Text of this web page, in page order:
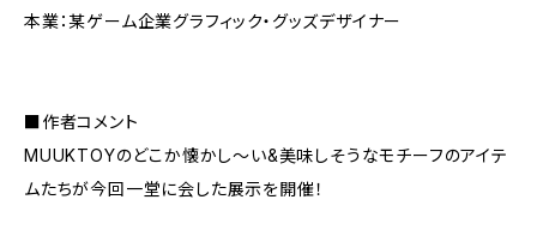
本業：某ゲーム企業グラフィック・グッズデザイナー
■作者コメント
MUUKTOYのどこか懐かし～い&美味しそうなモチーフのアイテ
ムたちが今回一堂に会した展示を開催！